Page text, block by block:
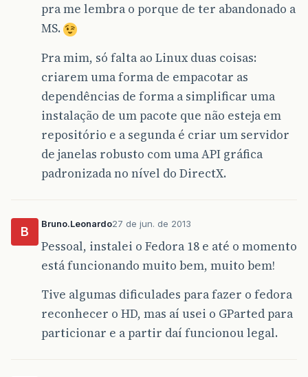
pra me lembra o porque de ter abandonado a
MS.
Pra mim, só falta ao Linux duas coisas:
criarem uma forma de empacotar as
dependências de forma a simplificar uma
instalação de um pacote que não esteja em
repositório e a segunda é criar um servidor
de janelas robusto com uma API gráfica
padronizada no nível do DirectX.
B
Bruno.Leonardo27 de jun. de 2013
Pessoal, instalei o Fedora 18 e até o momento
está funcionando muito bem, muito bem!
Tive algumas dificulades para fazer o fedora
reconhecer o HD, mas aí usei o GParted para
particionar e a partir daí funcionou legal.